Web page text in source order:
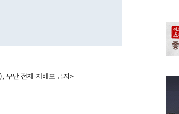
무단 전재-재배포 금지>